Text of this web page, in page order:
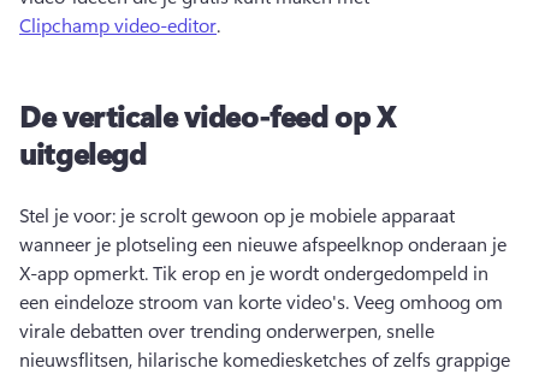
Clipchamp video-editor.
De verticale video-feed op X
uitgelegd
Stel je voor: je scrolt gewoon op je mobiele apparaat
wanneer je plotseling een nieuwe afspeelknop onderaan je
X-app opmerkt. Tik erop en je wordt ondergedompeld in
een eindeloze stroom van korte video's. Veeg omhoog om
virale debatten over trending onderwerpen, snelle
nieuwsflitsen, hilarische komediesketches of zelfs grappige